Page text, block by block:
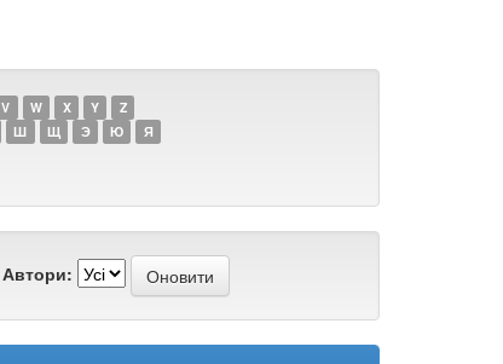
V W X Y
Z
Ш Щ Э Ю Я
Автори: